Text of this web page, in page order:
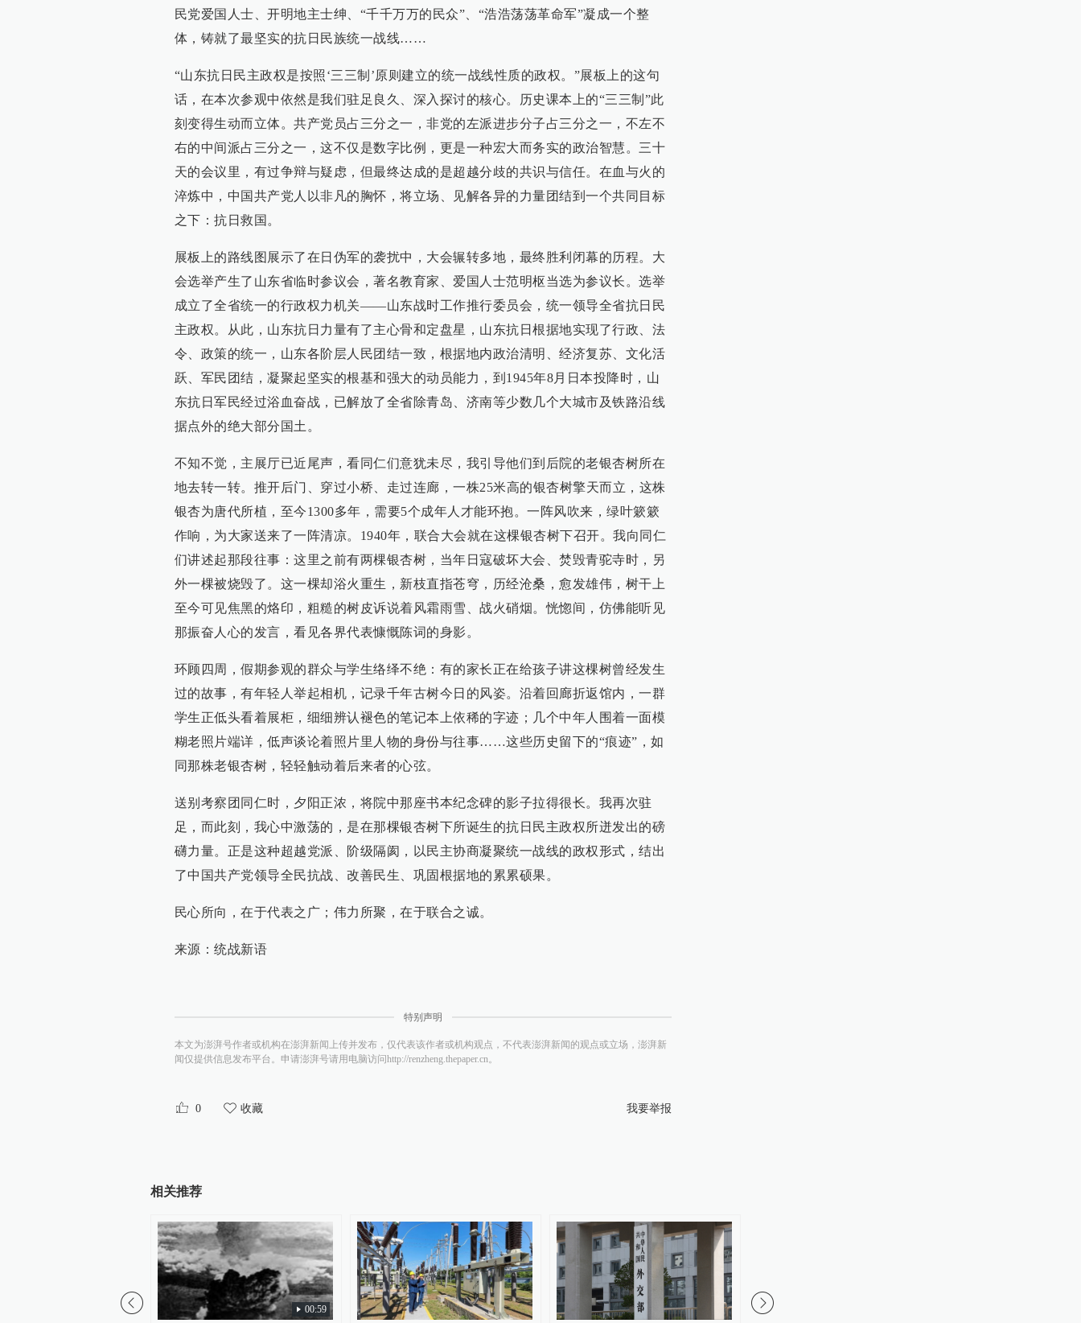
民党爱国人士、开明地主士绅、“千千万万的民众”、“浩浩荡荡革命军”凝成一个整
体，铸就了最坚实的抗日民族统一战线……
“山东抗日民主政权是按照‘三三制’原则建立的统一战线性质的政权。”展板上的这句
话，在本次参观中依然是我们驻足良久、深入探讨的核心。历史课本上的“三三制”此
刻变得生动而立体。共产党员占三分之一，非党的左派进步分子占三分之一，不左不
右的中间派占三分之一，这不仅是数字比例，更是一种宏大而务实的政治智慧。三十
天的会议里，有过争辩与疑虑，但最终达成的是超越分歧的共识与信任。在血与火的
淬炼中，中国共产党人以非凡的胸怀，将立场、见解各异的力量团结到一个共同目标
之下：抗日救国。
展板上的路线图展示了在日伪军的袭扰中，大会辗转多地，最终胜利闭幕的历程。大
会选举产生了山东省临时参议会，著名教育家、爱国人士范明枢当选为参议长。选举
成立了全省统一的行政权力机关——山东战时工作推行委员会，统一领导全省抗日民
主政权。从此，山东抗日力量有了主心骨和定盘星，山东抗日根据地实现了行政、法
令、政策的统一，山东各阶层人民团结一致，根据地内政治清明、经济复苏、文化活
跃、军民团结，凝聚起坚实的根基和强大的动员能力，到1945年8月日本投降时，山
东抗日军民经过浴血奋战，已解放了全省除青岛、济南等少数几个大城市及铁路沿线
据点外的绝大部分国土。
不知不觉，主展厅已近尾声，看同仁们意犹未尽，我引导他们到后院的老银杏树所在
地去转一转。推开后门、穿过小桥、走过连廊，一株25米高的银杏树擎天而立，这株
银杏为唐代所植，至今1300多年，需要5个成年人才能环抱。一阵风吹来，绿叶簌簌
作响，为大家送来了一阵清凉。1940年，联合大会就在这棵银杏树下召开。我向同仁
们讲述起那段往事：这里之前有两棵银杏树，当年日寇破坏大会、焚毁青驼寺时，另
外一棵被烧毁了。这一棵却浴火重生，新枝直指苍穹，历经沧桑，愈发雄伟，树干上
至今可见焦黑的烙印，粗糙的树皮诉说着风霜雨雪、战火硝烟。恍惚间，仿佛能听见
那振奋人心的发言，看见各界代表慷慨陈词的身影。
环顾四周，假期参观的群众与学生络绎不绝：有的家长正在给孩子讲这棵树曾经发生
过的故事，有年轻人举起相机，记录千年古树今日的风姿。沿着回廊折返馆内，一群
学生正低头看着展柜，细细辨认褪色的笔记本上依稀的字迹；几个中年人围着一面模
糊老照片端详，低声谈论着照片里人物的身份与往事……这些历史留下的“痕迹”，如
同那株老银杏树，轻轻触动着后来者的心弦。
送别考察团同仁时，夕阳正浓，将院中那座书本纪念碑的影子拉得很长。我再次驻
足，而此刻，我心中激荡的，是在那棵银杏树下所诞生的抗日民主政权所迸发出的磅
礴力量。正是这种超越党派、阶级隔阂，以民主协商凝聚统一战线的政权形式，结出
了中国共产党领导全民抗战、改善民生、巩固根据地的累累硕果。
民心所向，在于代表之广；伟力所聚，在于联合之诚。
来源：统战新语
特别声明
本文为澎湃号作者或机构在澎湃新闻上传并发布，仅代表该作者或机构观点，不代表澎湃新闻的观点或立场，澎湃新
闻仅提供信息发布平台。申请澎湃号请用电脑访问http://renzheng.thepaper.cn。
0 收藏 我要举报
相关推荐
00:59